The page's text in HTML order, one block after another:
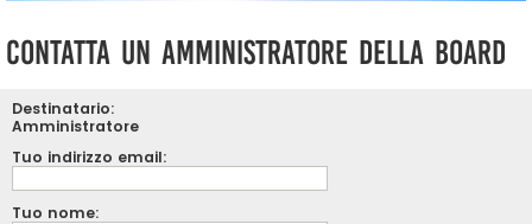
Contatta un Amministratore della Board
Destinatario:
Amministratore
Tuo indirizzo email:
Tuo nome: